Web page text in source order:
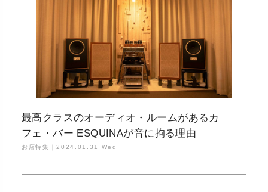
最高クラスのオーディオ・ルームがあるカ
フェ・バー ESQUINAが音に拘る理由
お店特集｜2024.01.31 Wed